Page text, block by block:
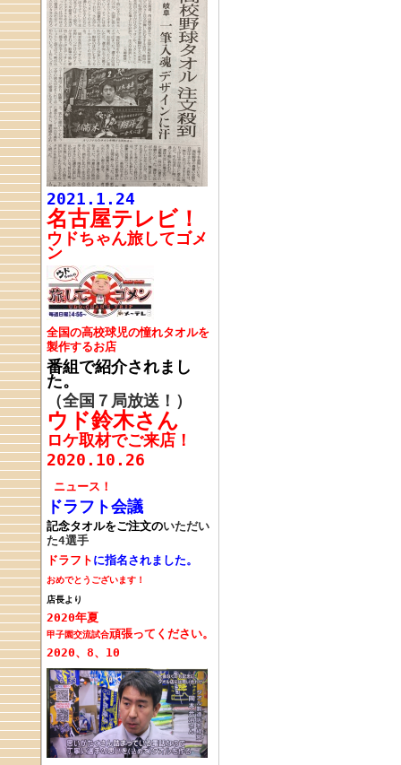
2021.1.24
名古屋テレビ！
ウドちゃん旅してゴメ
ン
全国の高校球児の憧れタオルを
製作するお店
番組で紹介されまし
た。
（全国７局放送！）
ウド鈴木さん
ロケ取材でご来店！
2020.10.26
ニュース！
ドラフト会議
記念タオルをご注文のいただい
た4選手
ドラフト に指名されました。
おめでとうございます！
店長より
2020年夏
甲子園交流試合頑張ってください。
2020、8、10